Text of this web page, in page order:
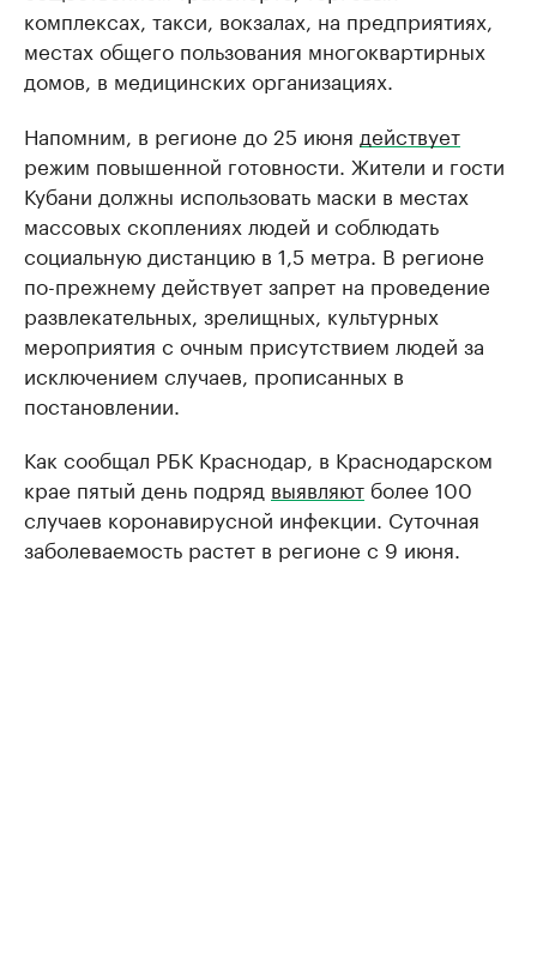
комплексах, такси, вокзалах, на предприятиях,
местах общего пользования многоквартирных
домов, в медицинских организациях.
Напомним, в регионе до 25 июня действует
режим повышенной готовности. Жители и гости
Кубани должны использовать маски в местах
массовых скоплениях людей и соблюдать
социальную дистанцию в 1,5 метра. В регионе
по-прежнему действует запрет на проведение
развлекательных, зрелищных, культурных
мероприятия с очным присутствием людей за
исключением случаев, прописанных в
постановлении.
Как сообщал РБК Краснодар, в Краснодарском
крае пятый день подряд выявляют более 100
случаев коронавирусной инфекции. Суточная
заболеваемость растет в регионе с 9 июня.